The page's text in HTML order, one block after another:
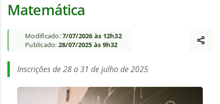
Matemática
Modificado:7/07/2026 às 12h32
Publicado: 28/07/2025 às 9h32
Inscrições de 28 a 31 de julho de 2025